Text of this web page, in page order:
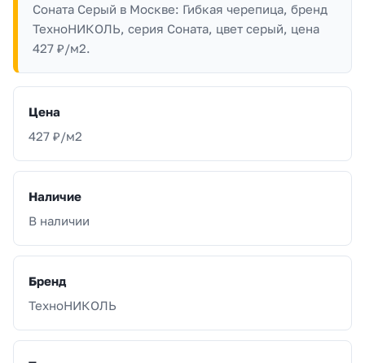
Соната Серый в Москве: Гибкая черепица, бренд
ТехноНИКОЛЬ, серия Соната, цвет серый, цена
427 ₽/м2.
Цена
427 ₽/м2
Наличие
В наличии
Бренд
ТехноНИКОЛЬ